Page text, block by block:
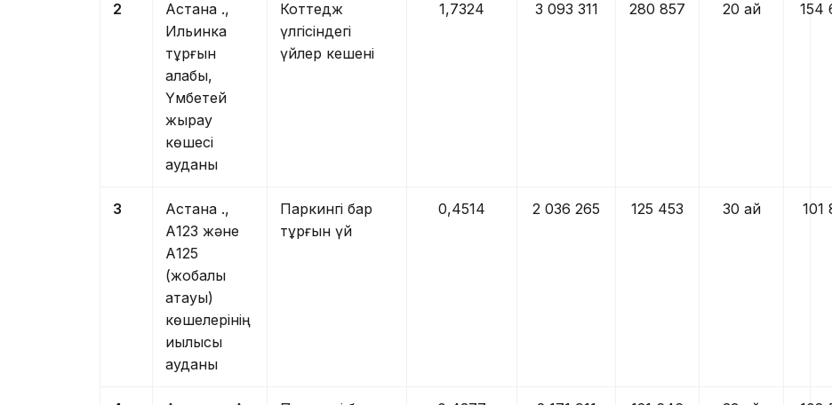
2
Астана қ.,
Ильинка
тұрғын
алабы,
Үмбетей
жырау
көшесі
ауданы
Коттедж
үлгісіндегі
үйлер кешені
1,7324 3 093 311 280 857 20 ай 154
3
Астана қ.,
А123 және
А125
(жобалық
атауы)
көшелерінің
қиылысы
ауданы
Паркингі бар
тұрғын үй
0,4514 2 036 265 125 453 30 ай 101